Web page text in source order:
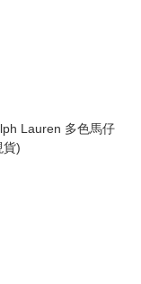
Lauren 多色馬仔
貨)